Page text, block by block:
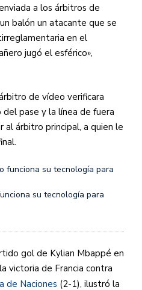
a los árbitros de
balón un atacante que se
en el
jugó el esférico»,
de vídeo verificara
pase y la línea de fuera
al árbitro principal, a quien le
su tecnología para
gol de Kylian Mbappé en
victoria de Francia contra
de Naciones (2-1), ilustró la